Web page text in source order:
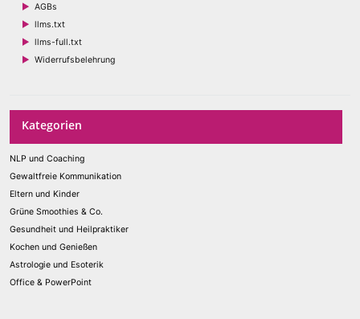
AGBs
llms.txt
llms-full.txt
Widerrufsbelehrung
Kategorien
NLP und Coaching
Gewaltfreie Kommunikation
Eltern und Kinder
Grüne Smoothies & Co.
Gesundheit und Heilpraktiker
Kochen und Genießen
Astrologie und Esoterik
Office & PowerPoint